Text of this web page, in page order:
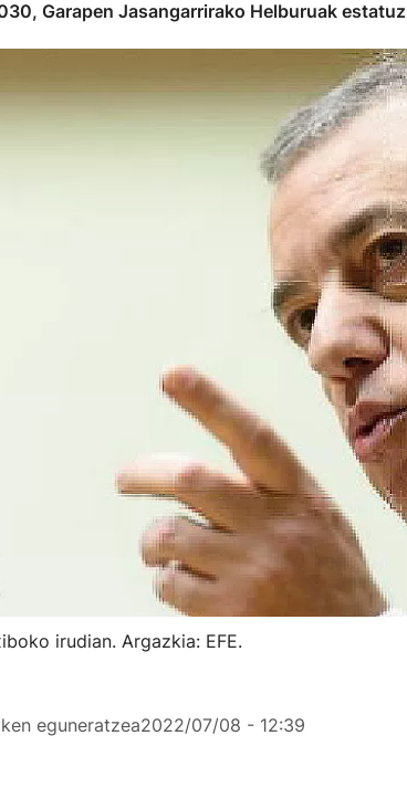
Garapen Jasangarrirako Helburuak
irudian. Argazkia: EFE.
eguneratzea2022/07/08 - 12:39